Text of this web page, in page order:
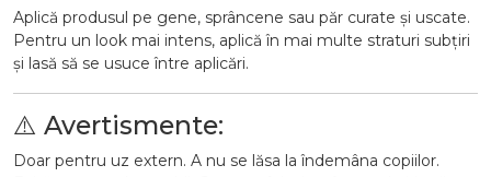
Aplică produsul pe gene, sprâncene sau păr curate și uscate.
Pentru un look mai intens, aplică în mai multe straturi subțiri
și lasă să se usuce între aplicări.
⚠️ Avertismente:
Doar pentru uz extern. A nu se lăsa la îndemâna copiilor.